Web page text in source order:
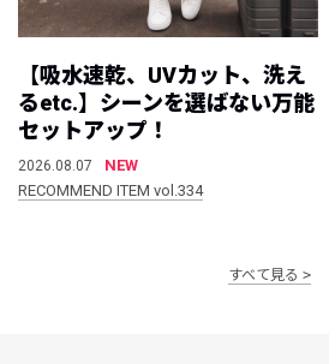
【吸水速乾、UVカット、洗え
るetc.】シーンを選ばない万能
セットアップ！
2026.08.07
NEW
RECOMMEND ITEM vol.334
すべて見る